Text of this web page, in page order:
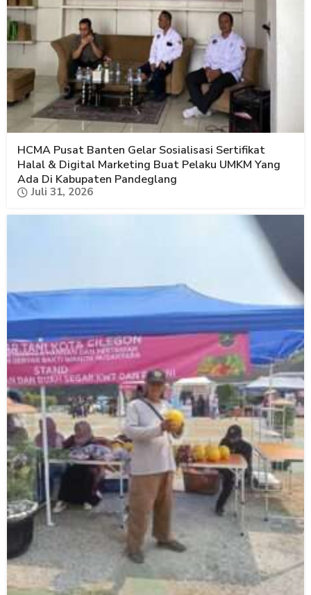
HCMA Pusat Banten Gelar Sosialisasi Sertifikat
Halal & Digital Marketing Buat Pelaku UMKM Yang
Ada Di Kabupaten Pandeglang
Juli 31, 2026